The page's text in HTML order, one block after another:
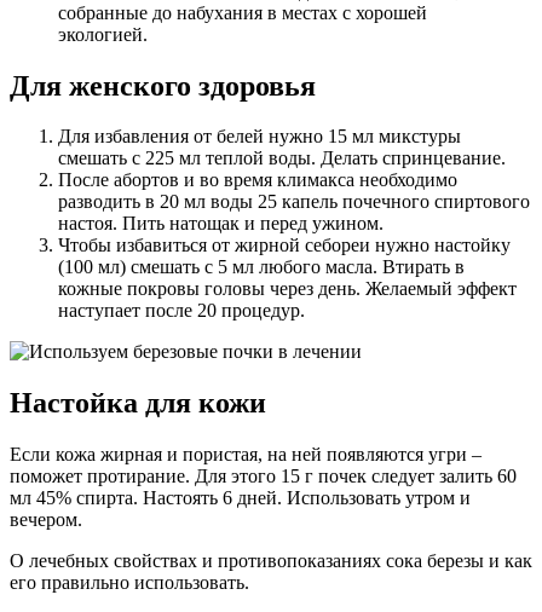
собранные до набухания в местах с хорошей
экологией.
Для женского здоровья
Для избавления от белей нужно 15 мл микстуры
смешать с 225 мл теплой воды. Делать спринцевание.
После абортов и во время климакса необходимо
разводить в 20 мл воды 25 капель почечного спиртового
настоя. Пить натощак и перед ужином.
Чтобы избавиться от жирной себореи нужно настойку
(100 мл) смешать с 5 мл любого масла. Втирать в
кожные покровы головы через день. Желаемый эффект
наступает после 20 процедур.
Настойка для кожи
Если кожа жирная и пористая, на ней появляются угри –
поможет протирание. Для этого 15 г почек следует залить 60
мл 45% спирта. Настоять 6 дней. Использовать утром и
вечером.
О лечебных свойствах и противопоказаниях сока березы и как
его правильно использовать.